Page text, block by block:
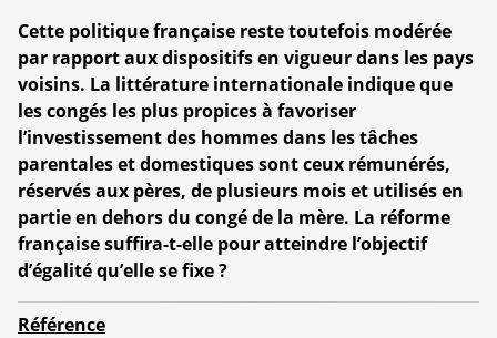
Cette politique française reste toutefois modérée
par rapport aux dispositifs en vigueur dans les pays
voisins. La littérature internationale indique que
les congés les plus propices à favoriser
l’investissement des hommes dans les tâches
parentales et domestiques sont ceux rémunérés,
réservés aux pères, de plusieurs mois et utilisés en
partie en dehors du congé de la mère. La réforme
française suffira-t-elle pour atteindre l’objectif
d’égalité qu’elle se fixe ?
Référence